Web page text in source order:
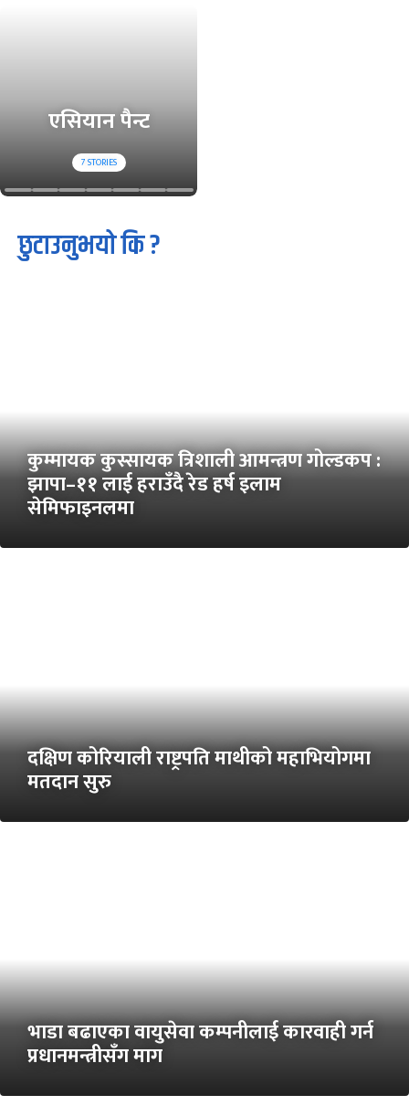
एसियान पैन्ट
7STORIES
छुटाउनुभयो कि ?
कुम्मायक कुस्सायक त्रिशाली आमन्त्रण गोल्डकप :
झापा–११ लाई हराउँदै रेड हर्ष इलाम
सेमिफाइनलमा
दक्षिण कोरियाली राष्ट्रपति माथीको महाभियोगमा
मतदान सुरु
भाडा बढाएका वायुसेवा कम्पनीलाई कारवाही गर्न
प्रधानमन्त्रीसँग माग